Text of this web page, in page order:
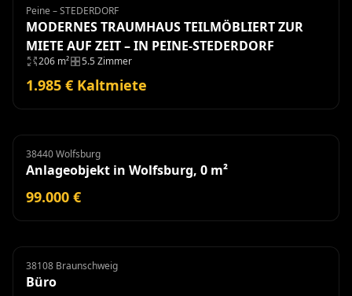
Haus Miete
Peine – STEDERDORF
MODERNES TRAUMHAUS TEILMÖBLIERT ZUR
MIETE AUF ZEIT – IN PEINE-STEDERDORF
206 m² 5.5 Zimmer
1.985 € Kaltmiete
Anlageobjekt
38440 Wolfsburg
Anlageobjekt in Wolfsburg, 0 m²
99.000 €
Büro Miete
38108 Braunschweig
Büro